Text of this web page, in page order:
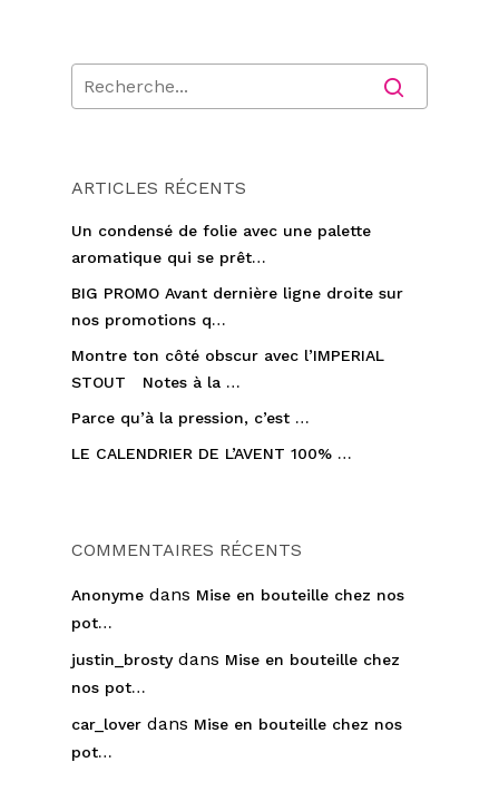
ARTICLES RÉCENTS
Un condensé de folie avec une palette
aromatique qui se prêt…
BIG PROMO Avant dernière ligne droite sur
nos promotions q…
Montre ton côté obscur avec l’IMPERIAL
STOUT Notes à la …
Parce qu’à la pression, c’est …
LE CALENDRIER DE L’AVENT 100% …
COMMENTAIRES RÉCENTS
Anonyme dans Mise en bouteille chez nos
pot…
justin_brostydans Mise en bouteille chez
nos pot…
car_lover dans Mise en bouteille chez nos
pot…